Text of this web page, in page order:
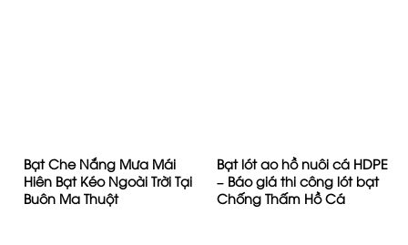
Bạt Che Nắng Mưa Mái
Hiên Bạt Kéo Ngoài Trời Tại
Buôn Ma Thuột
Bạt lót ao hồ nuôi cá HDPE
– Báo giá thi công lót bạt
Chống Thấm Hồ Cá